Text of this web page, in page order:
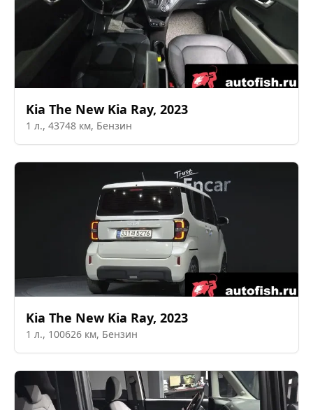
Kia The New Kia Ray, 2023
1 л., 43748 км, Бензин
Kia The New Kia Ray, 2023
1 л., 100626 км, Бензин